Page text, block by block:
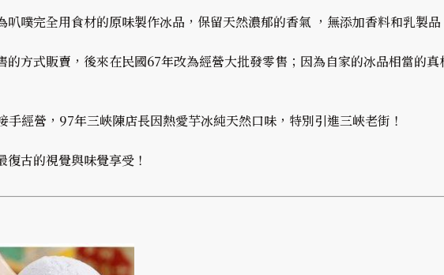
噗完全用食材的原味製作冰品，保留天然濃郁的香氣 ，無添加香料和乳製
的方式販賣，後來在民國67年改為經營大批發零售；因為自家的冰品相當的
手經營，97年三峽陳店長因熱愛芋冰純天然口味，特別引進三峽老街！
古的視覺與味覺享受！